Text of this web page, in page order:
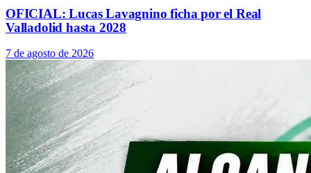
OFICIAL: Lucas Lavagnino ficha por el Real
Valladolid hasta 2028
7 de agosto de 2026